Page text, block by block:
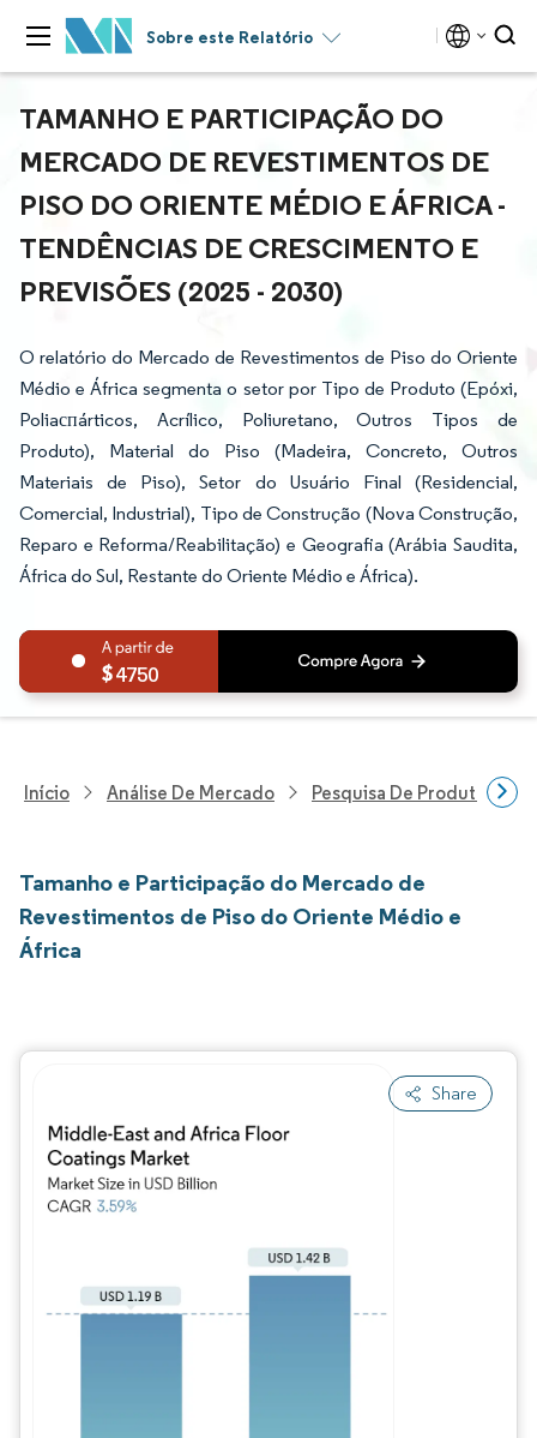
Sobre este Relatório
TAMANHO E PARTICIPAÇÃO DO
MERCADO DE REVESTIMENTOS DE
PISO DO ORIENTE MÉDIO E ÁFRICA -
TENDÊNCIAS DE CRESCIMENTO E
PREVISÕES (2025 - 2030)
O relatório do Mercado de Revestimentos de Piso do Oriente
Médio e África segmenta o setor por Tipo de Produto (Epóxi,
Poliaспárticos, Acrílico, Poliuretano, Outros Tipos de
Produto), Material do Piso (Madeira, Concreto, Outros
Materiais de Piso), Setor do Usuário Final (Residencial,
Comercial, Industrial), Tipo de Construção (Nova Construção,
Reparo e Reforma/Reabilitação) e Geografia (Arábia Saudita,
África do Sul, Restante do Oriente Médio e África).
4750
Início Análise De Mercado Pesquisa De Produtos
Tamanho e Participação do Mercado de
Revestimentos de Piso do Oriente Médio e
África
Share